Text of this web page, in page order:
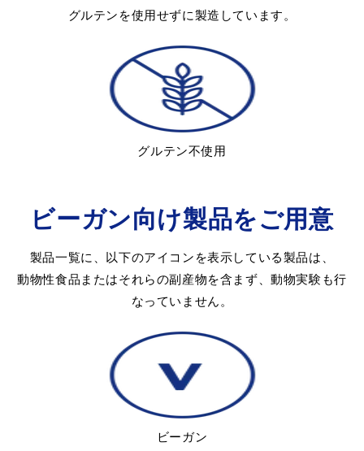
グルテンを使用せずに製造しています。
グルテン不使用
ビーガン向け製品をご用意
製品一覧に、以下のアイコンを表示している製品は、
動物性食品またはそれらの副産物を含まず、動物実験も行
なっていません。
ビーガン